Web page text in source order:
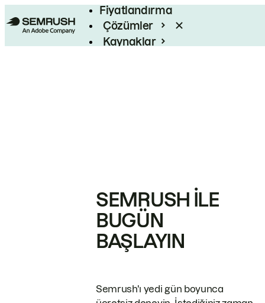
Fiyatlandırma
Çözümler
Kaynaklar
SEMRUSH ILE
BUGÜN
BAŞLAYIN
Semrush'ı yedi gün boyunca